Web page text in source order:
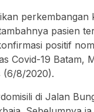
pasien
positif
Covid-19 Batam,
(6/8/2020).
di Jalan